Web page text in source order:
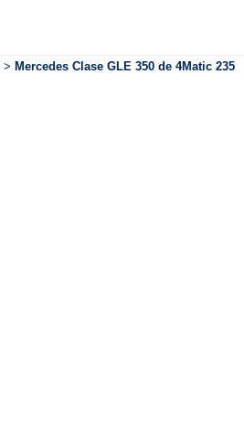
> Mercedes Clase GLE 350 de 4Matic 235